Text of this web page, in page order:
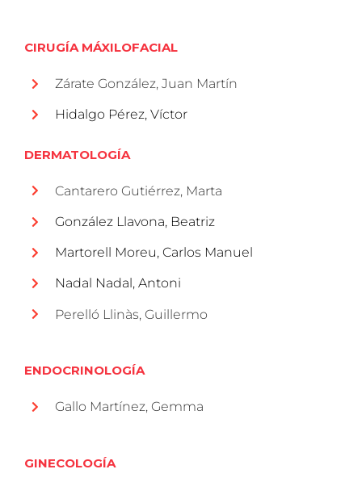
CIRUGÍA MÁXILOFACIAL
Zárate González, Juan Martín
Hidalgo Pérez, Víctor
DERMATOLOGÍA
Cantarero Gutiérrez, Marta
González Llavona, Beatriz
Martorell Moreu, Carlos Manuel
Nadal Nadal, Antoni
Perelló Llinàs, Guillermo
ENDOCRINOLOGÍA
Gallo Martínez, Gemma
GINECOLOGÍA